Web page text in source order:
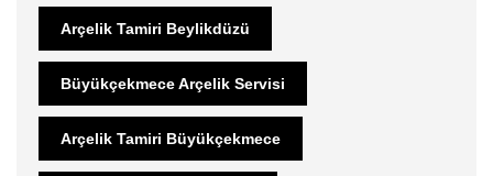
Arçelik Tamiri Beylikdüzü
Büyükçekmece Arçelik Servisi
Arçelik Tamiri Büyükçekmece